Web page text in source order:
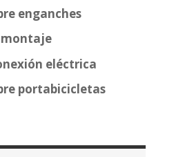
enganches
eléctrica
portabicicletas